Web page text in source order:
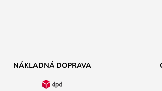
NÁKLADNÁ DOPRAVA